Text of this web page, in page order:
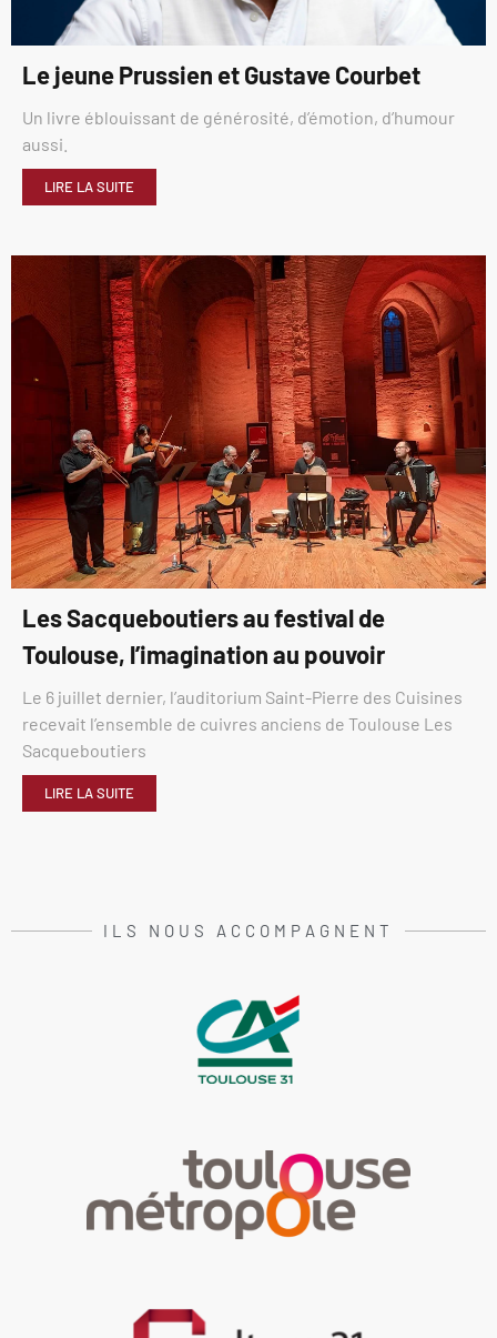
Le jeune Prussien et Gustave Courbet
Un livre éblouissant de générosité, d’émotion, d’humour
aussi.
LIRE LA SUITE
Les Sacqueboutiers au festival de
Toulouse, l’imagination au pouvoir
Le 6 juillet dernier, l’auditorium Saint-Pierre des Cuisines
recevait l’ensemble de cuivres anciens de Toulouse Les
Sacqueboutiers
LIRE LA SUITE
ILS NOUS ACCOMPAGNENT